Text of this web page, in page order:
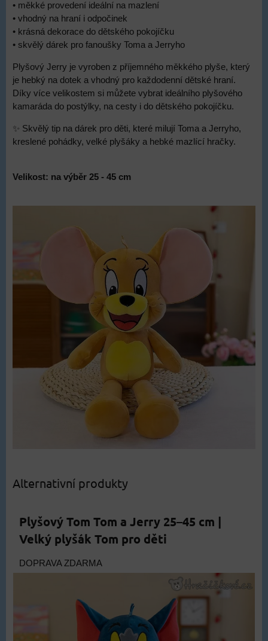
• měkké provedení ideální na mazlení
• vhodný na hraní i odpočinek
• krásná dekorace do dětského pokojíčku
• skvělý dárek pro fanoušky Toma a Jerryho
Plyšový Jerry je vyroben z příjemného měkkého plyše, který
je hebký na dotek a vhodný pro každodenní dětské hraní.
Díky více velikostem si můžete vybrat ideálního plyšového
kamaráda do postýlky, na cesty i do dětského pokojíčku.
✨ Skvělý tip na dárek pro děti, které milují Toma a Jerryho,
kreslené pohádky, velké plyšáky a hebké mazlící hračky.
Velikost: na výběr 25 - 45 cm
Alternativní produkty
Plyšový Tom Tom a Jerry 25–45 cm |
Velký plyšák Tom pro děti
DOPRAVA ZDARMA